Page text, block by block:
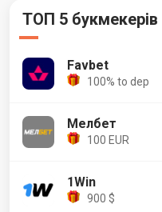
ТОП 5 букмекерів
Favbet
100% to dep
Мелбет
100 EUR
1Win
900 $